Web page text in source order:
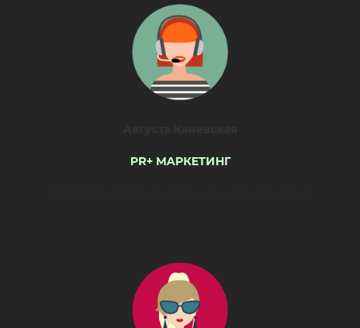
PR+ МАРКЕТИНГ